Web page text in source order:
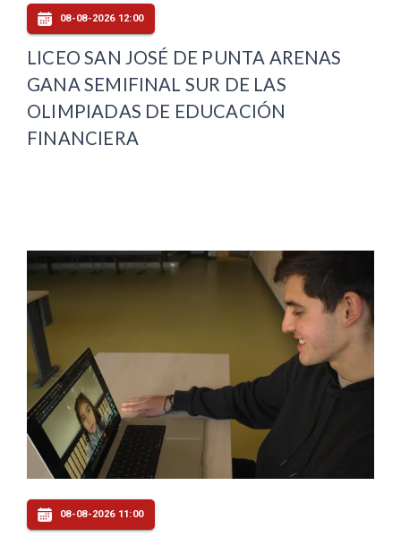
08-08-2026 12:00
LICEO SAN JOSÉ DE PUNTA ARENAS
GANA SEMIFINAL SUR DE LAS
OLIMPIADAS DE EDUCACIÓN
FINANCIERA
08-08-2026 11:00